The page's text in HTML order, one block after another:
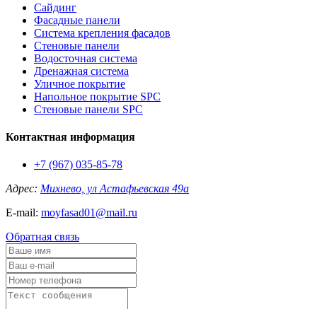
Сайдинг
Фасадные панели
Система крепления фасадов
Стеновые панели
Водосточная система
Дренажная система
Уличное покрытие
Напольное покрытие SPC
Стеновые панели SPC
Контактная информация
+7 (967) 035-85-78
Адрес: Михнево, ул Астафьевская 49а
E-mail: moyfasad01@mail.ru
Обратная связь